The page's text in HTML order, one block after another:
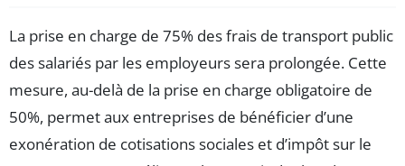
La prise en charge de 75% des frais de transport public
des salariés par les employeurs sera prolongée. Cette
mesure, au-delà de la prise en charge obligatoire de
50%, permet aux entreprises de bénéficier d’une
exonération de cotisations sociales et d’impôt sur le